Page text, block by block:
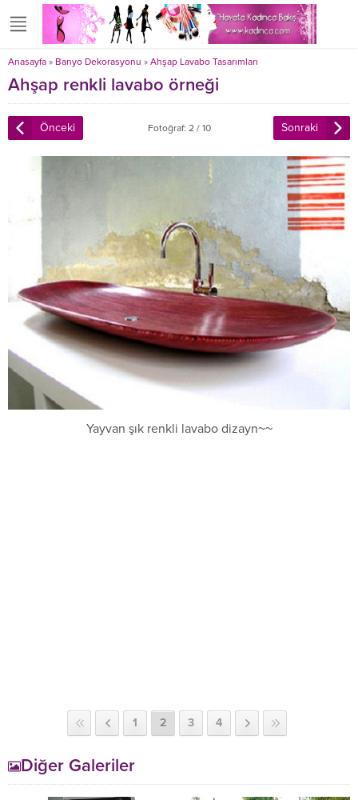
Anasayfa » Banyo Dekorasyonu » Ahşap Lavabo Tasarımları
Ahşap renkli lavabo örneği
Önceki Fotoğraf: 2 / 10 Sonraki
Yayvan şık renkli lavabo dizayn~~
1 2 3 4
Diğer Galeriler